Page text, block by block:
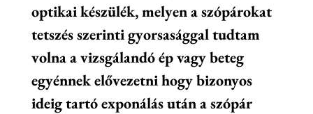
optikai készülék, melyen a szópárokat
tetszés szerinti gyorsasággal tudtam
volna a vizsgálandó ép vagy beteg
egyénnek elővezetni hogy bizonyos
ideig tartó exponálás után a szópár